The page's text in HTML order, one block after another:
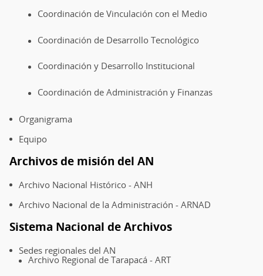
Coordinación de Vinculación con el Medio
Coordinación de Desarrollo Tecnológico
Coordinación y Desarrollo Institucional
Coordinación de Administración y Finanzas
Organigrama
Equipo
Archivos de misión del AN
Archivo Nacional Histórico - ANH
Archivo Nacional de la Administración - ARNAD
Sistema Nacional de Archivos
Sedes regionales del AN
Archivo Regional de Tarapacá - ART